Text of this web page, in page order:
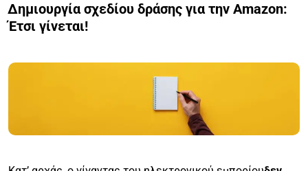
Δημιουργία σχεδίου δράσης για την Amazon:
Έτσι γίνεται!